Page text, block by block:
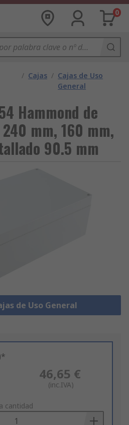
0
/ Cajas / Cajas de Uso
General
Hammond de
mm, 160 mm,
90.5 mm
de Uso General
46,65 €
(inc.IVA)
cantidad